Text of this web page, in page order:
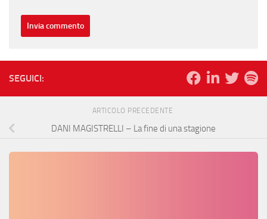
SEGUICI:
ARTICOLO PRECEDENTE
DANI MAGISTRELLI – La fine di una stagione